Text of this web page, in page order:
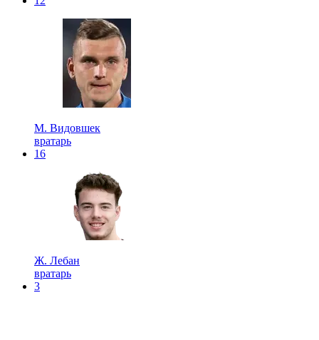
М. Видовшек
вратарь
16
Ж. Лебан
вратарь
3